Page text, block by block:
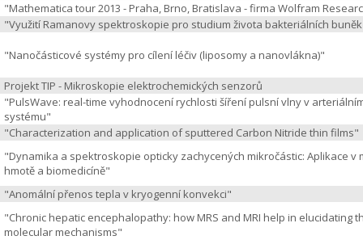
"Mathematica tour 2013 - Praha, Brno, Bratislava - firma Wolfram
"Využití Ramanovy spektroskopie pro studium života bakteriálních
"Nanočásticové systémy pro cílení léčiv (liposomy a nanovlákna)"
Projekt TIP - Mikroskopie elektrochemických senzorů
"PulsWave: real-time vyhodnocení rychlosti šíření pulsní vlny v
systému"
"Characterization and application of sputtered Carbon Nitride thin films"
"Dynamika a spektroskopie opticky zachycených mikročástic: Aplikace v
hmotě a biomedicíně"
"Anomální přenos tepla v kryogenní konvekci"
"Chronic hepatic encephalopathy: how MRS and MRI help in elucidating
molecular mechanisms"